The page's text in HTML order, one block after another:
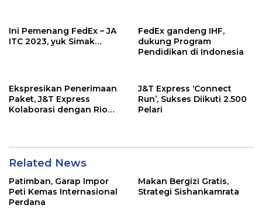
Ini Pemenang FedEx – JA
ITC 2023, yuk Simak…
FedEx gandeng IHF,
dukung Program
Pendidikan di Indonesia
Ekspresikan Penerimaan
Paket, J&T Express
Kolaborasi dengan Rio
J&T Express ‘Connect
Run’, Sukses Diikuti 2.500
Pelari
Related News
Patimban, Garap Impor
Peti Kemas Internasional
Perdana
Makan Bergizi Gratis,
Strategi Sishankamrata